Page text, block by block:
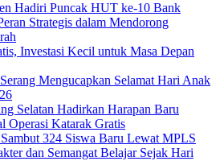
Hadiri Puncak HUT ke-10 Bank
Strategis dalam Mendorong
Investasi Kecil untuk Masa Depan
Mengucapkan Selamat Hari Anak
Selatan Hadirkan Harapan Baru
Operasi Katarak Gratis
324 Siswa Baru Lewat MPLS
dan Semangat Belajar Sejak Hari